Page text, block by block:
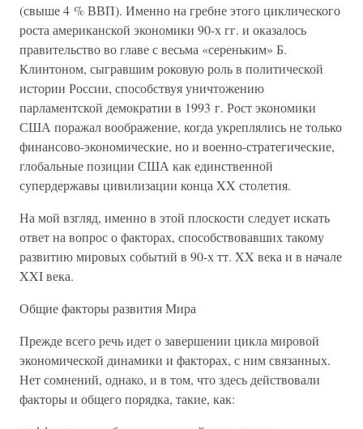
(свыше 4 % ВВП). Именно на гребне этого циклического
роста американской экономики 90-х гг. и оказалось
правительство во главе с весьма «сереньким» Б.
Клинтоном, сыгравшим роковую роль в политической
истории России, способствуя уничтожению
парламентской демократии в 1993 г. Рост экономики
США поражал воображение, когда укреплялись не только
финансово-экономические, но и военно-стратегические,
глобальные позиции США как единственной
супердержавы цивилизации конца XX столетия.
На мой взгляд, именно в этой плоскости следует искать
ответ на вопрос о факторах, способствовавших такому
развитию мировых событий в 90-х тт. XX века и в начале
XXI века.
Общие факторы развития Мира
Прежде всего речь идет о завершении цикла мировой
экономической динамики и факторах, с ним связанных.
Нет сомнений, однако, и в том, что здесь действовали
факторы и общего порядка, такие, как: